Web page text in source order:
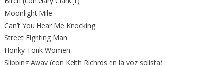
Moonlight Mile
Can’t You Hear Me Knocking
Street Fighting Man
Honky Tonk Women
Slipping Away (con Keith Richrds en la voz solista)